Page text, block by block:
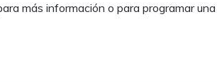
más información o para programar